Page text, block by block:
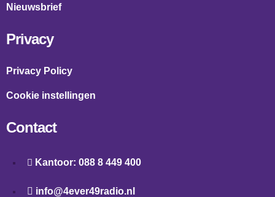
Nieuwsbrief
Privacy
Privacy Policy
Cookie instellingen
Contact
Kantoor: 088 8 449 400
info@4ever49radio.nl